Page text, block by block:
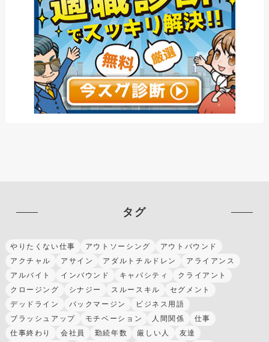
タグ
やりたくない仕事 アウトソーシング
アウトバウンド
アクチャル
アサイン アダルトチルドレン
アライアンス
アルバイト
インバウンド キャパシティ
クライアント
クロージング
シナジー スルースキル
セグメント
デッドライン
バックマージン
ビジネス用語
ブラッシュアップ
モチベーション 人間関係
仕事
仕事終わり
会社員 勤続年数 厳しい人
友達